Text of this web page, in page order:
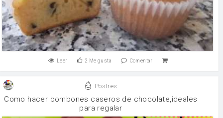
Leer 2 Me gusta Comentar
Postres
Como hacer bombones caseros de chocolate,ideales
para regalar